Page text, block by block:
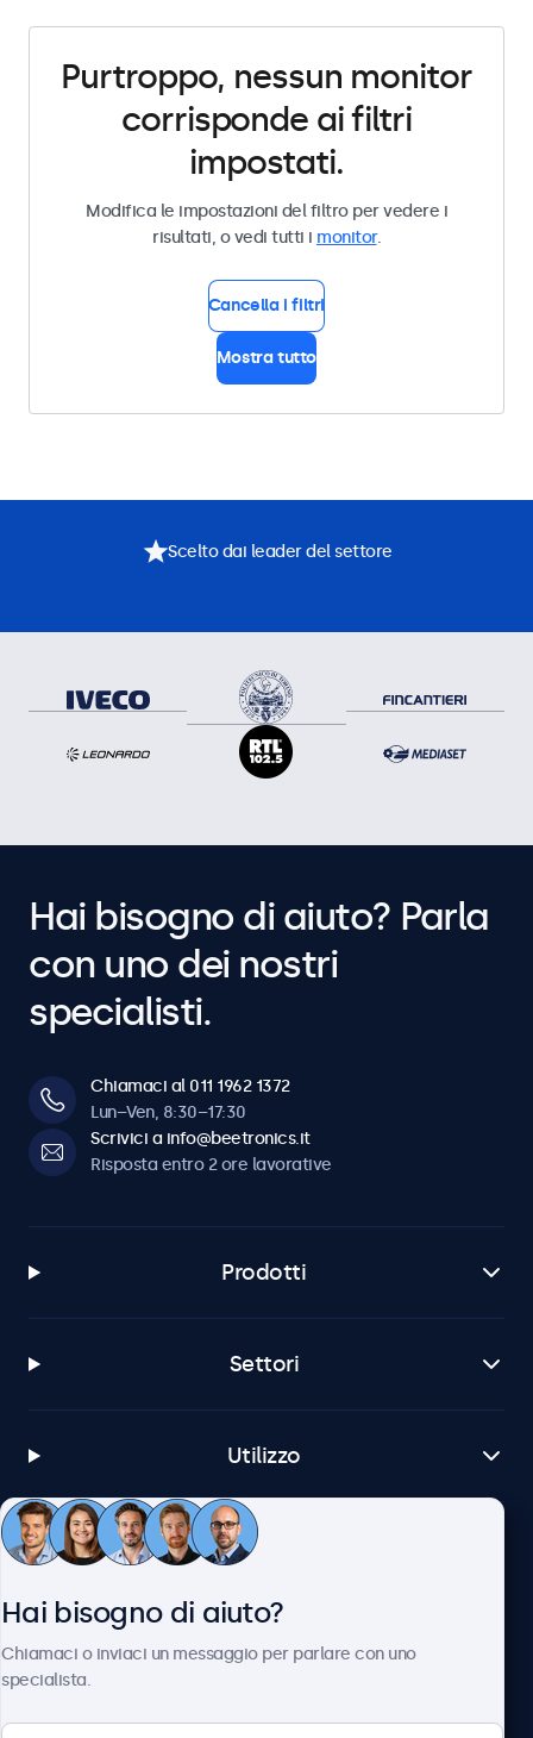
Purtroppo, nessun monitor
corrisponde ai filtri
impostati.
Modifica le impostazioni del filtro per vedere i
risultati, o vedi tutti i monitor.
Cancella i filtri
Mostra tutto
Scelto dai leader del settore
Hai bisogno di aiuto? Parla
con uno dei nostri
specialisti.
Chiamaci al 011 1962 1372
Lun–Ven, 8:30–17:30
Scrivici a info@beetronics.it
Risposta entro 2 ore lavorative
Prodotti
Settori
Utilizzo
Servizio Clienti
Hai bisogno di aiuto?
Chiamaci o inviaci un messaggio per parlare con uno
specialista.